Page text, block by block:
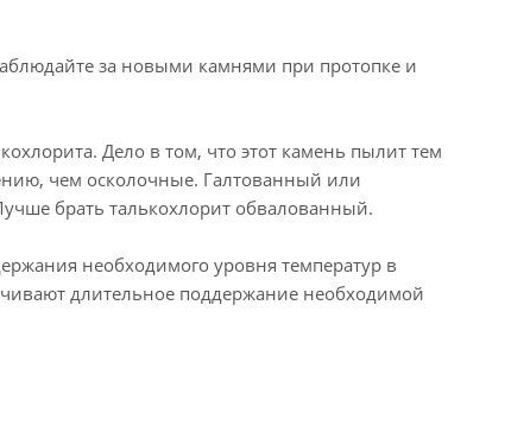
за новыми камнями при протопке и
Дело в том, что этот камень пылит тем
чем осколочные. Галтованный или
брать талькохлорит обвалованный.
необходимого уровня температур в
длительное поддержание необходимой